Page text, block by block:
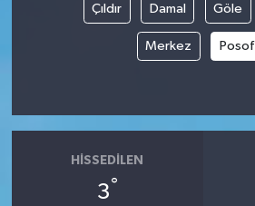
Çıldır Damal Göle
Merkez Posof
HISSEDILEN
3°